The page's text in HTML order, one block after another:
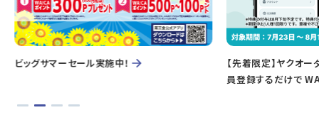
ビッグサマーセール実施中！
【先着限定】ヤクオ
員登録するだけで